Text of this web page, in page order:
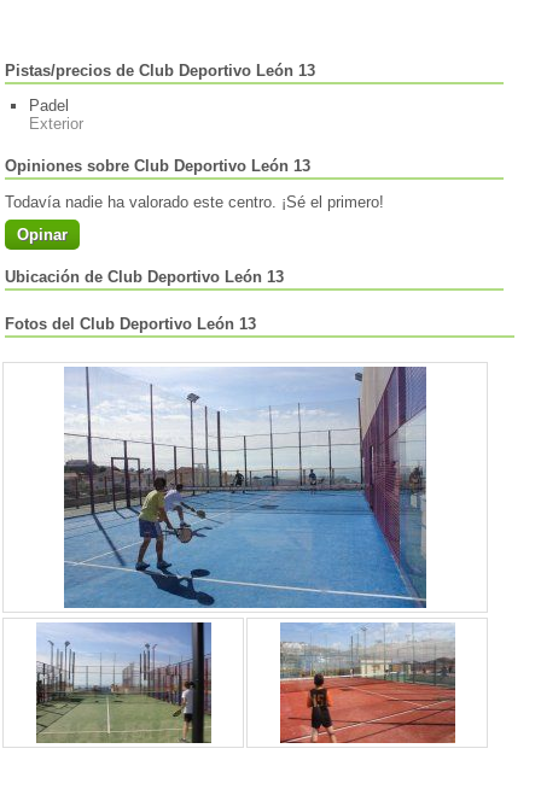
Pistas/precios de Club Deportivo León 13
Padel
Exterior
Opiniones sobre Club Deportivo León 13
Todavía nadie ha valorado este centro. ¡Sé el primero!
Opinar
Ubicación de Club Deportivo León 13
Fotos del Club Deportivo León 13